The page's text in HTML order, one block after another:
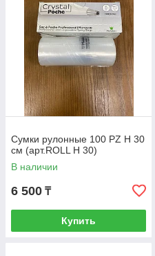
Сумки рулонные 100 PZ H 30
см (арт.ROLL H 30)
В наличии
6 500 ₸
Купить